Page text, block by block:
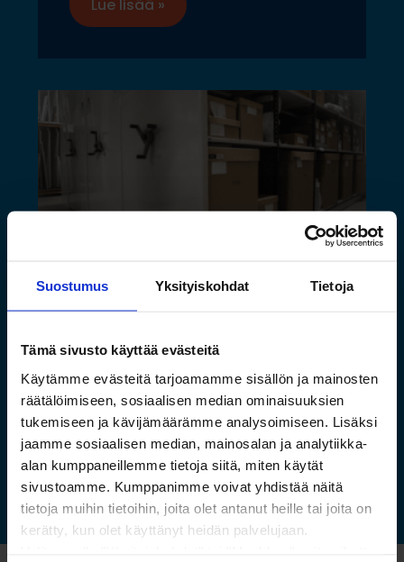
Suostumus Yksityiskohdat Tietoja
Tämä sivusto käyttää evästeitä
Käytämme evästeitä tarjoamamme sisällön ja mainosten
räätälöimiseen, sosiaalisen median ominaisuuksien
tukemiseen ja kävijämäärämme analysoimiseen. Lisäksi
jaamme sosiaalisen median, mainosalan ja analytiikka-
alan kumppaneillemme tietoja siitä, miten käytät
sivustoamme. Kumppanimme voivat yhdistää näitä
tietoja muihin tietoihin, joita olet antanut heille tai joita on
kerätty, kun olet käyttänyt heidän palvelujaan.
Lue lisää »
Saamelaismuseon ja
luontokeskuksen esineistölle
sopivat ilmastoidut ja
kestävät säilytysratkaisut
Lue lisää »